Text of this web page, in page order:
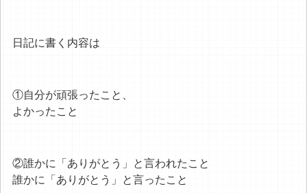
日記に書く内容は
①自分が頑張ったこと、
よかったこと
②誰かに「ありがとう」と言われたこと
誰かに「ありがとう」と言ったこと